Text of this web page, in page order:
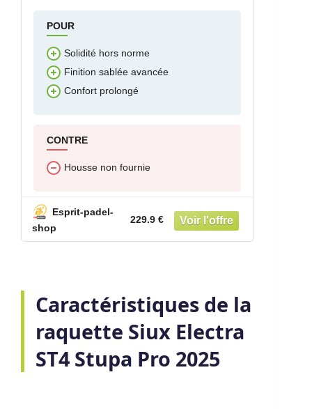
POUR
Solidité hors norme
Finition sablée avancée
Confort prolongé
CONTRE
Housse non fournie
Esprit-padel-
shop
229.9 €
Caractéristiques de la
raquette Siux Electra
ST4 Stupa Pro 2025